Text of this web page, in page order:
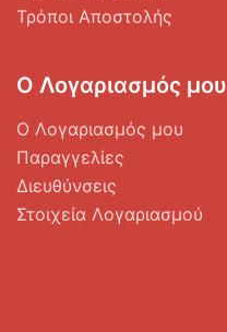
Τρόποι Αποστολής
Ο Λογαριασμός μου
Ο Λογαριασμός μου
Παραγγελίες
Διευθύνσεις
Στοιχεία Λογαριασμού